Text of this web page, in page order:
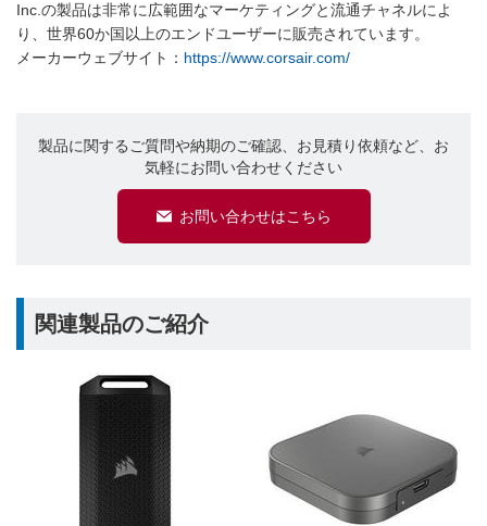
Inc.の製品は非常に広範囲なマーケティングと流通チャネルによ
り、世界60か国以上のエンドユーザーに販売されています。
メーカーウェブサイト： https://www.corsair.com/
製品に関するご質問や納期のご確認、お見積り依頼など、お
気軽にお問い合わせください
お問い合わせはこちら
関連製品のご紹介